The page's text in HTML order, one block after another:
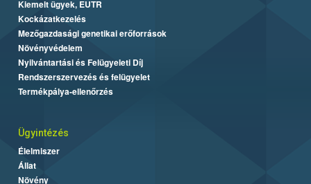
Kiemelt ügyek, EUTR
Kockázatkezelés
Mezőgazdasági genetikai erőforrások
Növényvédelem
Nyilvántartási és Felügyeleti Díj
Rendszerszervezés és felügyelet
Termékpálya-ellenőrzés
Ügyintézés
Élelmiszer
Állat
Növény